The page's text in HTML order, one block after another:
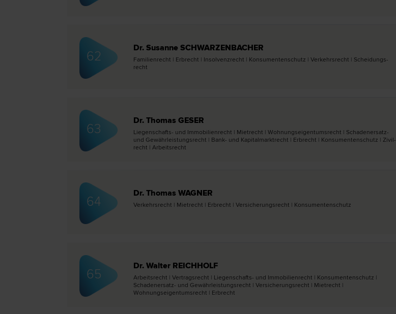
62
Dr. Susanne SCHWARZENBACHER
Familien­recht | Erb­recht | Insolvenz­recht | Konsumentenschutz | Verkehrs­recht | Scheidungs­
recht
63
Dr. Thomas GESER
Liegenschafts- und Immobilien­recht | Miet­recht | Wohnungseigentums­recht | Schadenersatz-
und Gewährleistungs­recht | Bank- und Kapitalmarkt­recht | Erb­recht | Konsumentenschutz | Zivil­
recht | Arbeits­recht
64
Dr. Thomas WAGNER
Verkehrs­recht | Miet­recht | Erb­recht | Versicherungs­recht | Konsumentenschutz
65
Dr. Walter REICHHOLF
Arbeits­recht | Vertrags­recht | Liegenschafts- und Immobilien­recht | Konsumentenschutz |
Schadenersatz- und Gewährleistungs­recht | Versicherungs­recht | Miet­recht |
Wohnungseigentums­recht | Erb­recht